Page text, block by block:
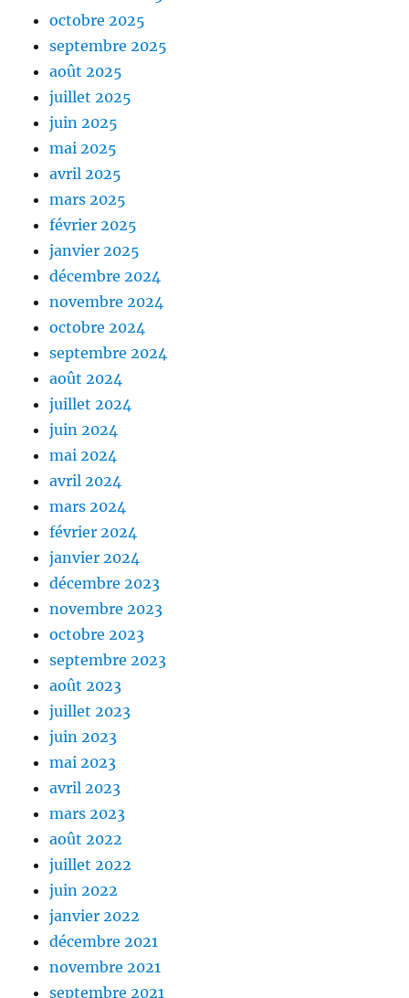
octobre 2025
septembre 2025
août 2025
juillet 2025
juin 2025
mai 2025
avril 2025
mars 2025
février 2025
janvier 2025
décembre 2024
novembre 2024
octobre 2024
septembre 2024
août 2024
juillet 2024
juin 2024
mai 2024
avril 2024
mars 2024
février 2024
janvier 2024
décembre 2023
novembre 2023
octobre 2023
septembre 2023
août 2023
juillet 2023
juin 2023
mai 2023
avril 2023
mars 2023
août 2022
juillet 2022
juin 2022
janvier 2022
décembre 2021
novembre 2021
septembre 2021